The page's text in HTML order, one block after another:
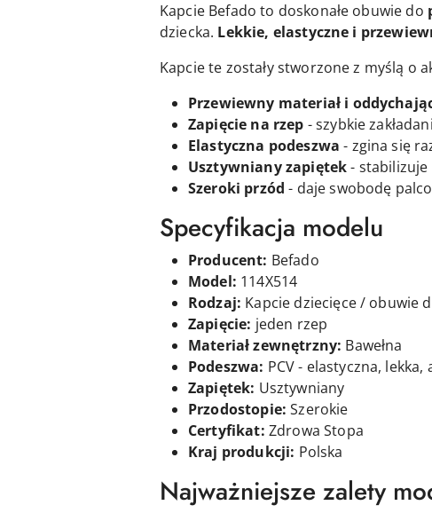
Kapcie Befado to doskonałe obuwie do
dziecka. Lekkie, elastyczne i
Kapcie te zostały stworzone z myślą o
Przewiewny materiał i
Zapięcie na rzep - szybkie
Elastyczna podeszwa - zgina się
Usztywniany zapiętek- stabilizuje
Szeroki przód - daje swobodę
Specyfikacja modelu
Producent: Befado
Model: 114X514
Rodzaj: Kapcie dziecięce / obuwie
Zapięcie: jeden rzep
Materiał zewnętrzny: Bawełna
Podeszwa: PCV - elastyczna,
Zapiętek: Usztywniany
Przodostopie: Szerokie
Certyfikat: Zdrowa Stopa
Kraj produkcji: Polska
Najważniejsze zalety